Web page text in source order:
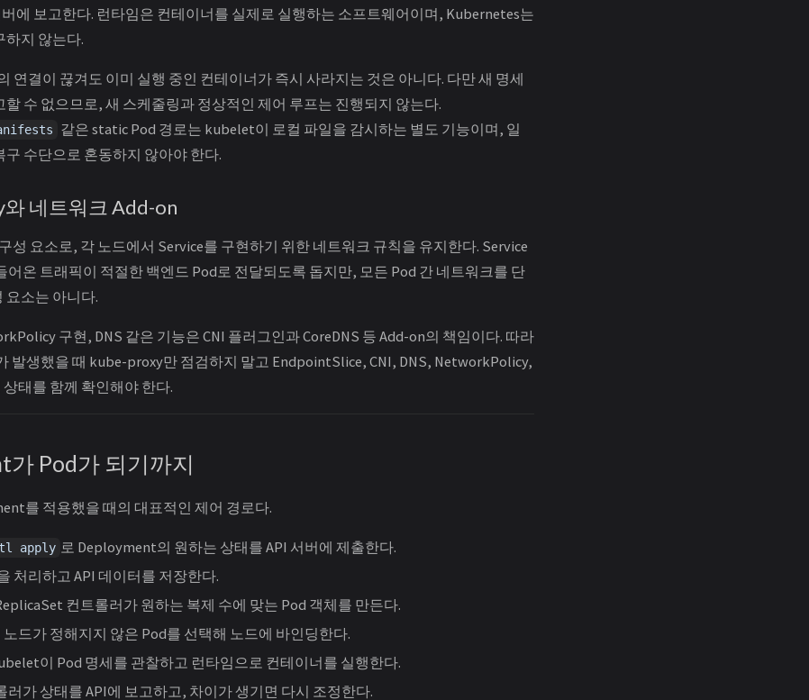
에 보고한다. 런타임은 컨테이너를 실제로 실행하는 소프트웨어이며, Kubernetes는
하지 않는다.
연결이 끊겨도 이미 실행 중인 컨테이너가 즉시 사라지는 것은 아니다. 다만 새 명세
할 수 없으므로, 새 스케줄링과 정상적인 제어 루프는 진행되지 않는다.
같은 static Pod 경로는 kubelet이 로컬 파일을 감시하는 별도 기능이며, 일
구 수단으로 혼동하지 않아야 한다.
네트워크 Add-on
성 요소로, 각 노드에서 Service를 구현하기 위한 네트워크 규칙을 유지한다. Service
어온 트래픽이 적절한 백엔드 Pod로 전달되도록 돕지만, 모든 Pod 간 네트워크를 단
요소는 아니다.
구현, DNS 같은 기능은 CNI 플러그인과 CoreDNS 등 Add-on의 책임이다. 따라
발생했을 때 kube-proxy만 점검하지 말고 EndpointSlice, CNI, DNS, NetworkPolicy,
태를 함께 확인해야 한다.
가 Pod가 되기까지
를 적용했을 때의 대표적인 제어 경로다.
apply 로 Deployment의 원하는 상태를 API 서버에 제출한다.
처리하고 API 데이터를 저장한다.
컨트롤러가 원하는 복제 수에 맞는 Pod 객체를 만든다.
드가 정해지지 않은 Pod를 선택해 노드에 바인딩한다.
이 Pod 명세를 관찰하고 런타임으로 컨테이너를 실행한다.
가 상태를 API에 보고하고, 차이가 생기면 다시 조정한다.